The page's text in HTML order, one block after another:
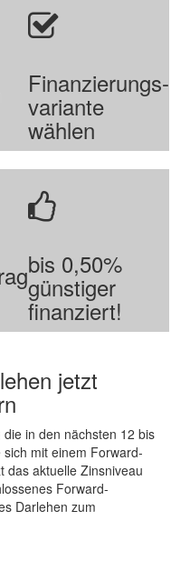
Finanzierungs-
variante
wählen
bis 0,50%
günstiger
finanziert!
jetzt
in den nächsten 12 bis
mit einem Forward-
das aktuelle Zinsniveau
Forward-
Darlehen zum